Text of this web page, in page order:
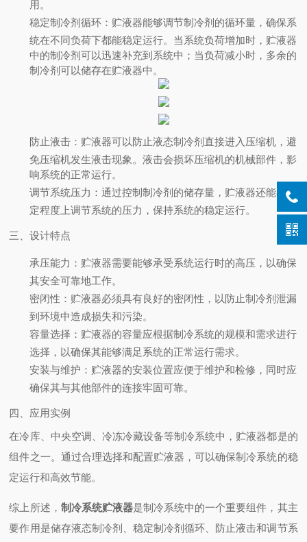
用。
稳定制冷剂循环 ：贮液器能够调节制冷剂的循环量，确保系
统在不同负荷下都能稳定运行。当系统负荷增加时，贮液器
中的制冷剂可以迅速补充到系统中；当负荷减小时，多余的
制冷剂可以储存在贮液器中。
防止液击 ：贮液器可以防止液态制冷剂直接进入压缩机，避
免压缩机发生液击现象。液击会损坏压缩机的机械部件，影
响系统的正常运行。
调节系统压力 ：通过控制制冷剂的储存量，贮液器还能在一
定程度上调节系统的压力，保持系统的稳定运行。
三、设计特点
承压能力 ：贮液器需要能够承受系统运行时的高压，以确保
其安全可靠地工作。
密闭性 ：贮液器必须具有良好的密闭性，以防止制冷剂泄漏
到环境中造成损失和污染。
容量选择 ：贮液器的容量应根据制冷系统的规模和需求进行
选择，以确保其能够满足系统的正常运行需求。
安装与维护 ：贮液器的安装位置应便于维护和检修，同时应
确保其与其他部件的连接牢固可靠。
四、应用实例
在冷库、中央空调、冷冻冷藏设备等制冷系统中，贮液器都是的
组件之一。通过合理选择和配置贮液器，可以确保制冷系统的稳
定运行和高效节能。
综上所述， 制冷系统贮液器是制冷系统中的一个重要组件，其主
要作用是储存液态制冷剂、稳定制冷剂循环、防止液击和调节系